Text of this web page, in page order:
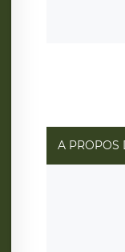
rue Léopold
également le
d’une autorité
A PROPOS